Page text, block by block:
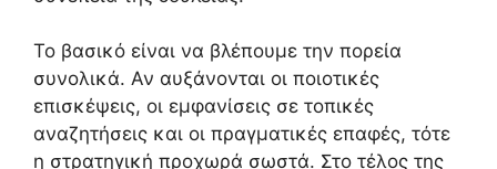
Το βασικό είναι να βλέπουμε την πορεία
συνολικά. Αν αυξάνονται οι ποιοτικές
επισκέψεις, οι εμφανίσεις σε τοπικές
αναζητήσεις και οι πραγματικές επαφές, τότε
η στρατηγική προχωρά σωστά. Στο τέλος της